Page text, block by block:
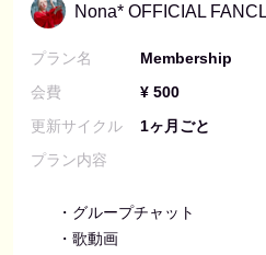
Nona* OFFICIAL
プラン名
Membership
会費
¥ 500
更新サイクル
1ヶ月ごと
プラン内容
・グループチャット
・歌動画